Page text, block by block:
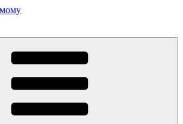
культурных и гуманитарных инициатив